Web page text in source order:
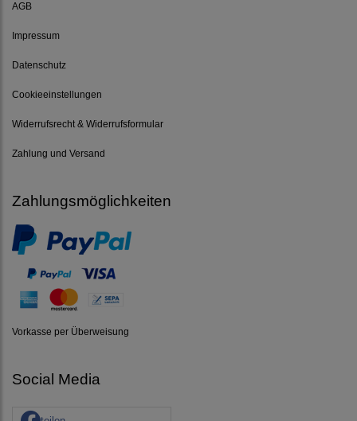
AGB
Impressum
Datenschutz
Cookieeinstellungen
Widerrufsrecht & Widerrufsformular
Zahlung und Versand
Zahlungsmöglichkeiten
Vorkasse per Überweisung
Social Media